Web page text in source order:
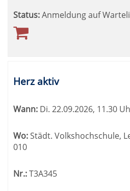
Status:Anmeldung auf
Herz aktiv
Wann: Di. 22.09.2026, 11.30
Wo:Städt. Volkshochschule,
010
Nr.:T3A345